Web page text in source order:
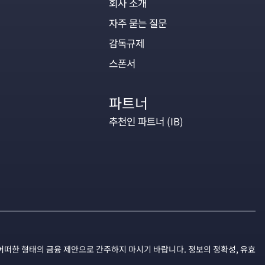
회사 소개
자주 묻는 질문
감독규제
스폰서
파트너
추천인 파트너 (IB)
한 형태의 금융 제안으로 간주하지 마시기 바랍니다. 정보의 정확성, 유효